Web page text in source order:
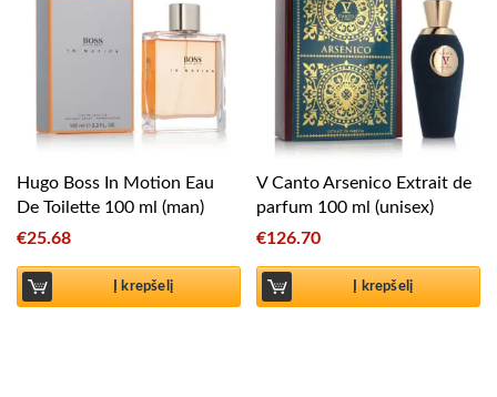
Hugo Boss In Motion Eau
De Toilette 100 ml (man)
€25.68
Į krepšelį
V Canto Arsenico Extrait de
parfum 100 ml (unisex)
€126.70
Į krepšelį